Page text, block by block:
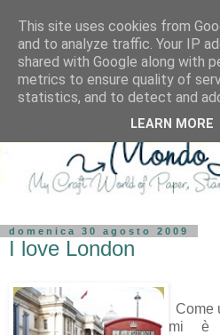
domenica 30 agosto 2009
I love London
Come
mi è
This site uses cookies from
and to analyze traffic. Your IP
shared with Google along with
metrics to ensure quality of
statistics, and to detect and
LEARN MORE